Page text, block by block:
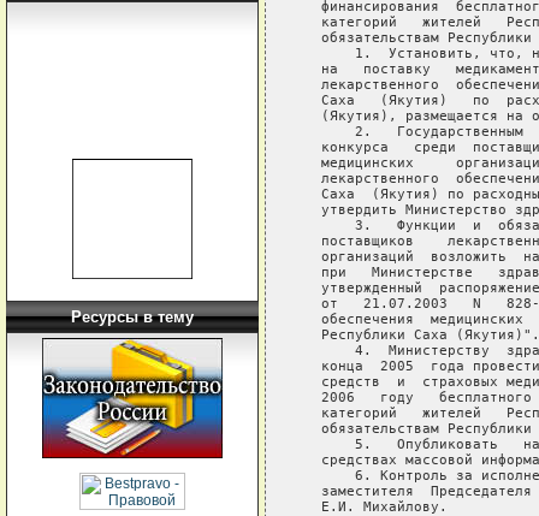
Ресурсы в тему
финансирования
категорий   жителей
обязательствам Республики
1.  Установить, что,
на   поставку
лекарственного
Саха   (Якутия)   по
(Якутия), размещается на
2.   Государственным
конкурса   среди
медицинских
лекарственного
Саха  (Якутия) по
утвердить Министерство
3.   Функции  и
поставщиков
организаций  возложить
при   Министерстве
утвержденный
от   21.07.2003   N
обеспечения  медицинских
   Республики Саха (Якутия)".
4.  Министерству
конца  2005  года
средств  и  страховых
2006   году
категорий   жителей
обязательствам Республики
5.   Опубликовать
средствах массовой
6. Контроль за
заместителя
   Е.И. Михайлову.